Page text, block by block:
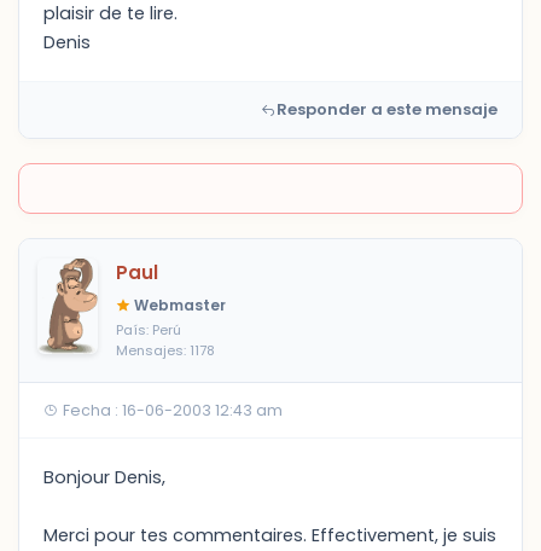
plaisir de te lire.
Denis
Responder a este mensaje
Paul
Webmaster
País: Perú
Mensajes: 1178
Fecha : 16-06-2003 12:43 am
Bonjour Denis,
Merci pour tes commentaires. Effectivement, je suis